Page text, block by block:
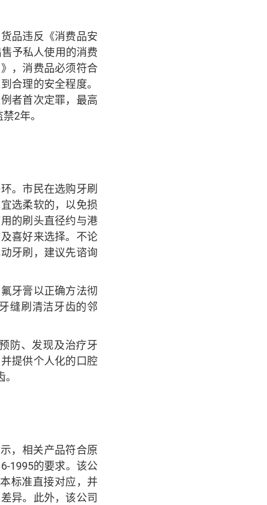
品违反《消费品安
予私人使用的消费
，消费品必须符合
合理的安全程度。
者首次定罪，最高
2年。
。市民在选购牙刷
选柔软的，以免损
的刷头直径约与港
喜好来选择。不论
牙刷，建议先谘询
牙膏以正确方法彻
缝刷清洁牙齿的邻
防、发现及治疗牙
提供个人化的口腔
，相关产品符合原
1995的要求。该公
标准直接对应，并
异。此外，该公司